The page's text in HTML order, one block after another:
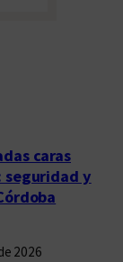
caras
seguridad y
2026